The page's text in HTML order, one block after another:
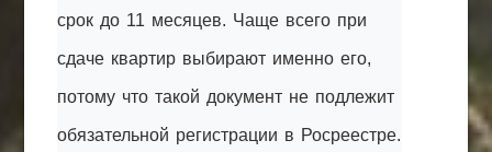
срок до 11 месяцев. Чаще всего при
сдаче квартир выбирают именно его,
потому что такой документ не подлежит
обязательной регистрации в Росреестре.